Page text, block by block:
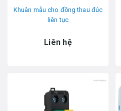
Khuân mẫu cho đồng thau đúc
liên tục
Liên hệ